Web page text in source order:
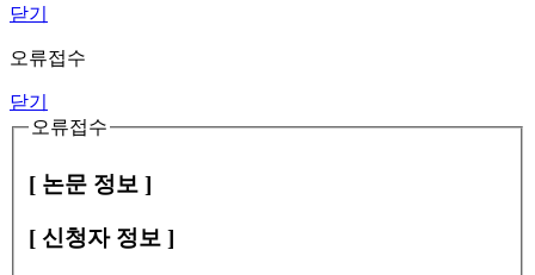
닫기
오류접수
닫기
오류접수
[ 논문 정보 ]
[ 신청자 정보 ]